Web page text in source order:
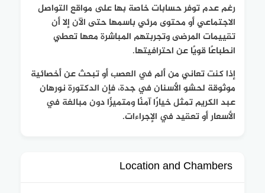
رغم عدم توفر حسابات خاصة بها على مواقع التواصل
الاجتماعي أو محتوى مرئي باسمها حتى الآن إلا أن
تقييمات المرضى وتجربتهم المباشرة معها تعطي
انطباعًا قويًا عن احترافيتها.
إذا كنت تعاني من ألم في العصب أو تبحث عن أخصائية
موثوقة لحشو الأسنان في جدة، فإن الدكتورة نورهان
عبد الكريم تمثل خيارًا آمنًا ومتميزًا دون مبالغة في
الأسعار أو تعقيد في الإجراءات.
Location and Chambers